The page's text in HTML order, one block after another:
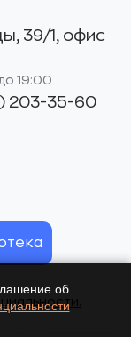
39/1, офис
19:00
203-35-60
об